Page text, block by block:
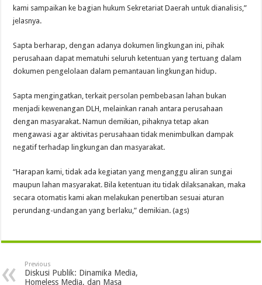
kami sampaikan ke bagian hukum Sekretariat Daerah untuk dianalisis,”
jelasnya.
Sapta berharap, dengan adanya dokumen lingkungan ini, pihak
perusahaan dapat mematuhi seluruh ketentuan yang tertuang dalam
dokumen pengelolaan dalam pemantauan lingkungan hidup.
Sapta mengingatkan, terkait persolan pembebasan lahan bukan
menjadi kewenangan DLH, melainkan ranah antara perusahaan
dengan masyarakat. Namun demikian, pihaknya tetap akan
mengawasi agar aktivitas perusahaan tidak menimbulkan dampak
negatif terhadap lingkungan dan masyarakat.
“Harapan kami, tidak ada kegiatan yang menganggu aliran sungai
maupun lahan masyarakat. Bila ketentuan itu tidak dilaksanakan, maka
secara otomatis kami akan melakukan penertiban sesuai aturan
perundang-undangan yang berlaku,” demikian. (ags)
Previous
Diskusi Publik: Dinamika Media,
Homeless Media, dan Masa